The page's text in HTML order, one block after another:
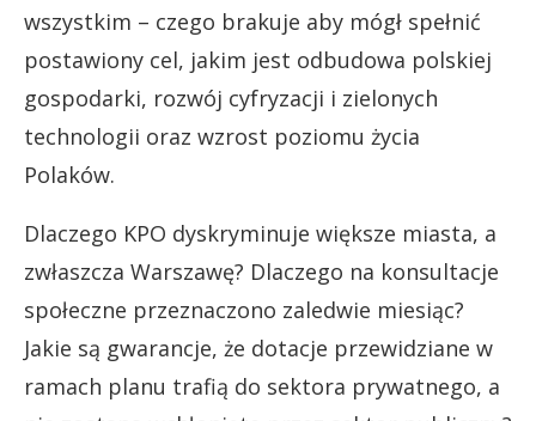
wszystkim – czego brakuje aby mógł spełnić
postawiony cel, jakim jest odbudowa polskiej
gospodarki, rozwój cyfryzacji i zielonych
technologii oraz wzrost poziomu życia
Polaków.
Dlaczego KPO dyskryminuje większe miasta, a
zwłaszcza Warszawę? Dlaczego na konsultacje
społeczne przeznaczono zaledwie miesiąc?
Jakie są gwarancje, że dotacje przewidziane w
ramach planu trafią do sektora prywatnego, a